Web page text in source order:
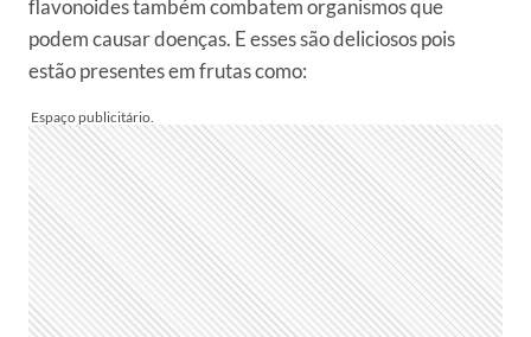
flavonoides também combatem organismos que
podem causar doenças. E esses são deliciosos pois
estão presentes em frutas como: